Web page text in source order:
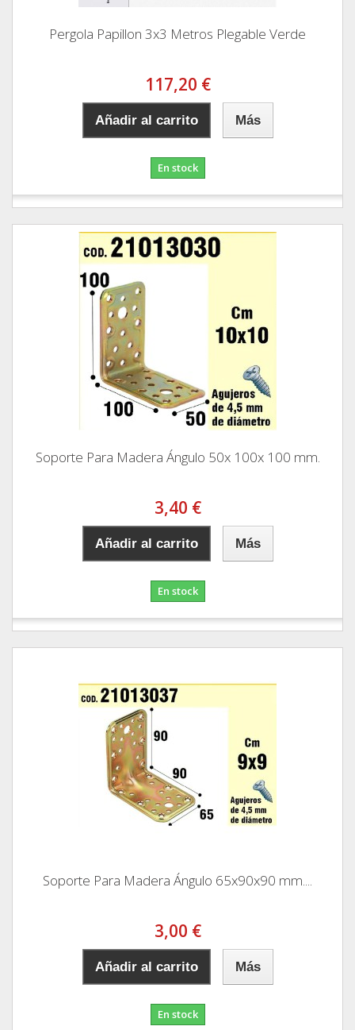
Pergola Papillon 3x3 Metros Plegable Verde
117,20 €
Añadir al carrito Más
En stock
Soporte Para Madera Ángulo 50x 100x 100 mm.
3,40 €
Añadir al carrito Más
En stock
Soporte Para Madera Ángulo 65x90x90 mm....
3,00 €
Añadir al carrito Más
En stock